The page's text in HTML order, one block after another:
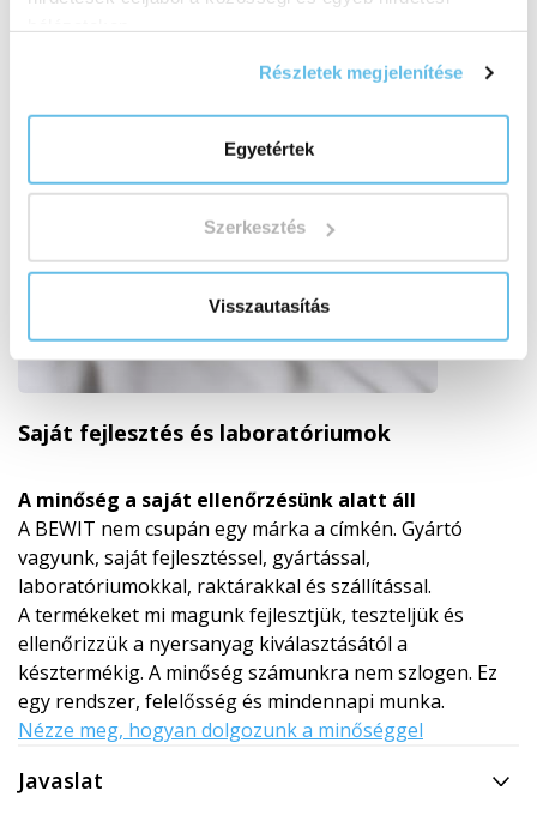
Részletek megjelenítése
Egyetértek
Szerkesztés
Visszautasítás
Saját fejlesztés és laboratóriumok
A minőség a saját ellenőrzésünk alatt áll
A BEWIT nem csupán egy márka a címkén. Gyártó
vagyunk, saját fejlesztéssel, gyártással,
laboratóriumokkal, raktárakkal és szállítással.
A termékeket mi magunk fejlesztjük, teszteljük és
ellenőrizzük a nyersanyag kiválasztásától a
késztermékig. A minőség számunkra nem szlogen. Ez
egy rendszer, felelősség és mindennapi munka.
Nézze meg, hogyan dolgozunk a minőséggel
Javaslat